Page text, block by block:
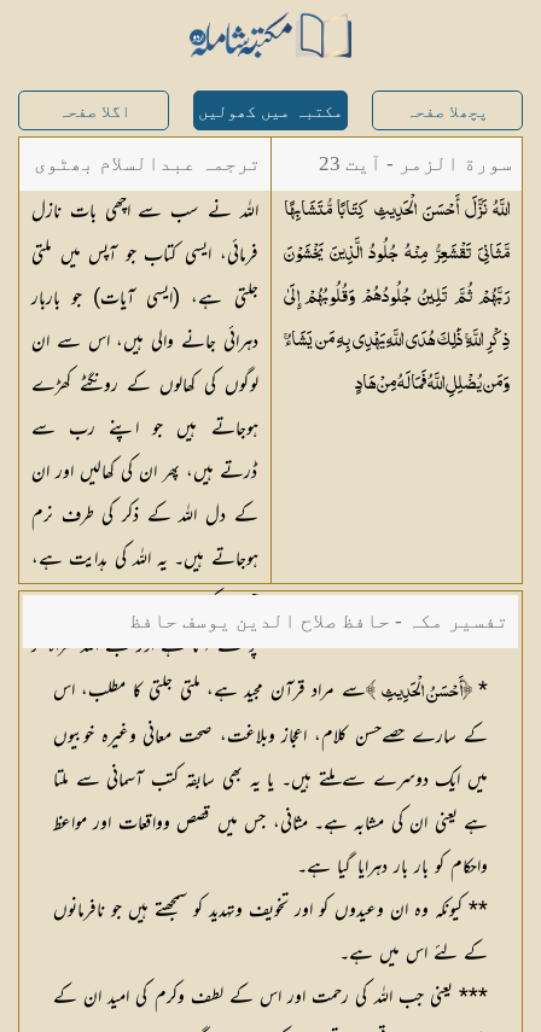
پچھلا صفحہ مکتبہ میں کھولیں اگلا صفحہ
سورة الزمر - آیت 23
اللَّهُ نَزَّلَ أَحْسَنَ الْحَدِيثِ كِتَابًا مُّتَشَابِهًا
مَّثَانِيَ تَقْشَعِرُّ مِنْهُ جُلُودُ الَّذِينَ يَخْشَوْنَ
رَبَّهُمْ ثُمَّ تَلِينُ جُلُودُهُمْ وَقُلُوبُهُمْ إِلَىٰ
ذِكْرِ اللَّهِ ۚ ذَٰلِكَ هُدَى اللَّهِ يَهْدِي بِهِ مَن يَشَاءُ ۚ
وَمَن يُضْلِلِ اللَّهُ فَمَا لَهُ مِنْهَادٍ
ترجمہ عبدالسلام بھٹوی
- عبدالسلام بن محمد
اللہ نے سب سے اچھی بات نازل
فرمائی، ایسی کتاب جو آپس میں ملتی
جلتی ہے، (ایسی آیات) جو باربار
دہرائی جانے والی ہیں، اس سے ان
لوگوں کی کھالوں کے رونگٹے کھڑے
ہوجاتے ہیں جو اپنے رب سے
ڈرتے ہیں، پھر ان کی کھالیں اور ان
کے دل اللہ کے ذکر کی طرف نرم
ہوجاتے ہیں۔ یہ اللہ کی ہدایت ہے،
جس کے ساتھ وہ جسے چاہتا ہے راہ
پر لے آتا ہے اور جسے اللہ گمراہ کر
دے تو اسے کوئی راہ پر لانے والا
نہیں۔
تفسیر مکہ - حافظ صلاح الدین یوسف حافظ
*﴿أَحْسَنُ الْحَدِيثِ ﴾سے مراد قرآن مجید ہے، ملتی جلتی کا مطلب، اس
کے سارے حصےحسن کلام، اعجاز وبلاغت، صحت معانی وغیرہ خوبیوں
میں ایک دوسرے سے ملتے ہیں۔ یا یہ بھی سابقہ کتب آسمانی سے ملتا
ہے یعنی ان کی مشابہ ہے۔ مثانی، جس میں قصص وواقعات اور مواعظ
واحکام کو بار بار دہرایا گیا ہے۔
** کیونکہ وہ ان وعیدوں کو اور تخویف وتہدید کو سمجھتے ہیں جو نافرمانوں
کے لئے اس میں ہے۔
*** یعنی جب اللہ کی رحمت اور اس کے لطف وکرم کی امید ان کے